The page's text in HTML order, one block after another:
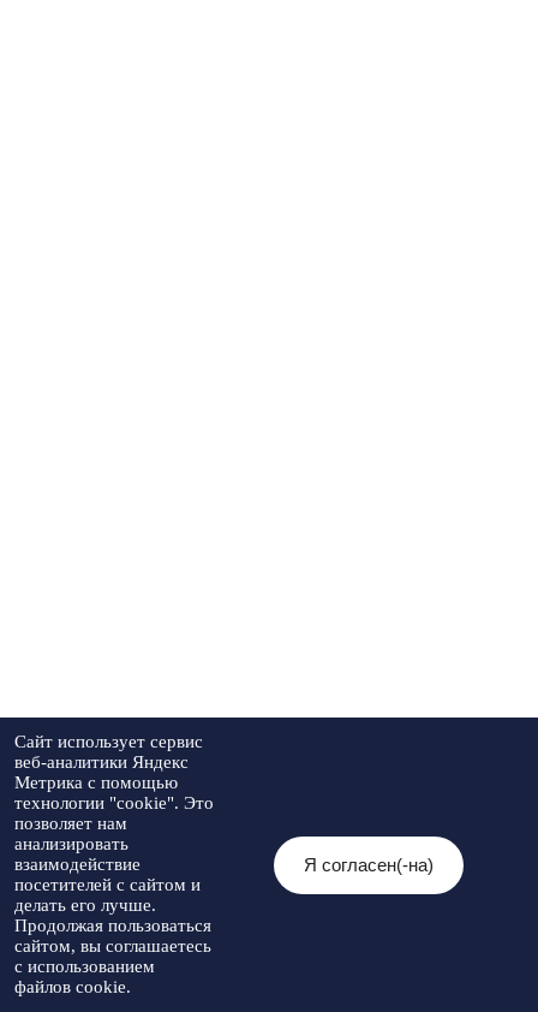
Сайт использует сервис
веб-аналитики Яндекс
Метрика с помощью
технологии "cookie". Это
позволяет нам
анализировать
взаимодействие
посетителей с сайтом и
делать его лучше.
Продолжая пользоваться
сайтом, вы соглашаетесь
с использованием
файлов cookie.
Я согласен(-на)